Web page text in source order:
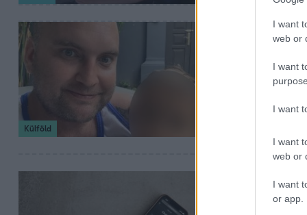
I want
web or
I want
I want
I want
web or
I want
or app.
Külföld
2023. augusztus
2023. április 6. 15:28